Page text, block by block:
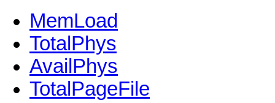
MemLoad
TotalPhys
AvailPhys
TotalPageFile